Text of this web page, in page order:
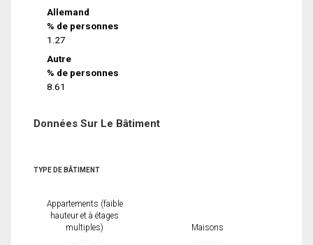
Allemand
% de personnes
1.27
Autre
% de personnes
8.61
Données Sur Le Bâtiment
TYPE DE BÂTIMENT
Appartements (faible
hauteur et à étages
multiples)
Maisons